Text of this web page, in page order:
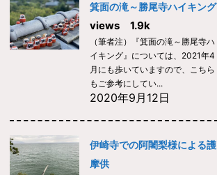
箕面の滝～勝尾寺ハイキング
views 1.9k
（筆者注）『箕面の滝～勝尾寺ハ
イキング』については、2021年4
月にも歩いていますので、こちら
もご参考にしてい...
2020年9月12日
伊崎寺での阿闍梨様による護
摩供